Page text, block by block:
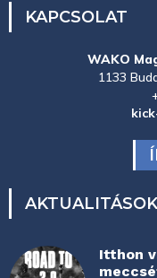
KAPCSOLAT
WAKO
1133
AKTUALITÁSOK
Itthon